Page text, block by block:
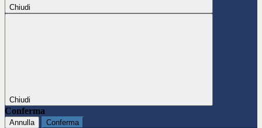
Chiudi
Chiudi
Conferma
Annulla Conferma